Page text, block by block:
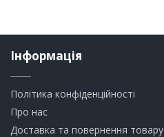
Інформація
Політика конфіденційності
Про нас
Доставка та повернення товару